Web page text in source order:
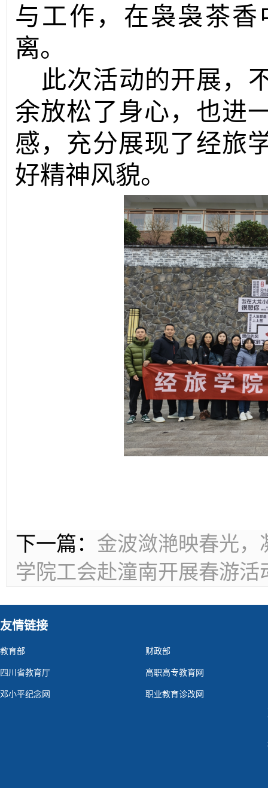
与工作，在袅袅茶
离。
此次活动的开展，
余放松了身心，也进
感，充分展现了经旅
好精神风貌。
下一篇： 金波潋滟映春光
学院工会赴潼南开展春游活
友情链接
教育部 财政部
四川省教育厅 高职高专教育网
邓小平纪念网 职业教育诊改网